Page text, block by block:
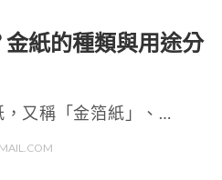
紙的種類與用途分
又稱「金箔紙」、…